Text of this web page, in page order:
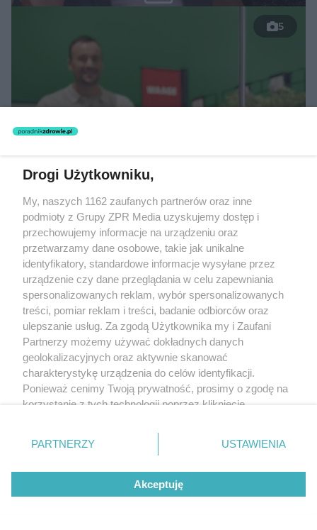
5
Daleko do pięciu porcji dziennie.
Badanie pokazuje, jak Polacy
naprawdę jedzą warzywa i owoce
TEKST SPONSOROWANY
Drogi Użytkowniku,
My, naszych 1162 zaufanych partnerów oraz inne
podmioty z Grupy ZPR Media uzyskujemy dostęp i
przechowujemy informacje na urządzeniu oraz
przetwarzamy dane osobowe, takie jak unikalne
identyfikatory, standardowe informacje wysyłane przez
urządzenie czy dane przeglądania w celu zapewniania
spersonalizowanych reklam, wybór spersonalizowanych
treści, pomiar reklam i treści, badanie odbiorców oraz
ulepszanie usług. Za zgodą Użytkownika my i Zaufani
Partnerzy możemy używać dokładnych danych
geolokalizacyjnych oraz aktywnie skanować
charakterystykę urządzenia do celów identyfikacji.
Ponieważ cenimy Twoją prywatność, prosimy o zgodę na
korzystanie z tych technologii poprzez kliknięcie
zmienić/wycofać klikając przycisk ustawień prywatności
znajdujący się w lewym dolnym rogu strony
rodzaje przetwarzania danych nie wymagają zgody
użytkownika, ale masz prawo sprzeciwić się takiemu
przetwarzaniu. Preferencje będą miały zastosowanie tylko
PARTNERZY USTAWIENIA
Akceptuję